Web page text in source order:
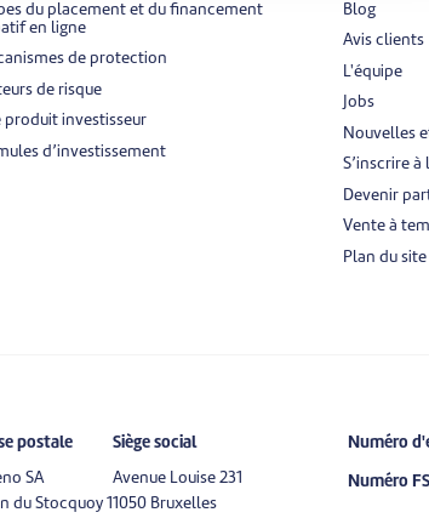
du placement et du financement
en ligne
de protection
de risque
produit investisseur
d’investissement
Blog
Avis clients
L'équipe
Jobs
Nouvelles
S’inscrire
Devenir
Vente à
Plan du site
postale
SA
du Stocquoy 1
Siège social
Avenue Louise 231
1050 Bruxelles
Numéro
Numéro